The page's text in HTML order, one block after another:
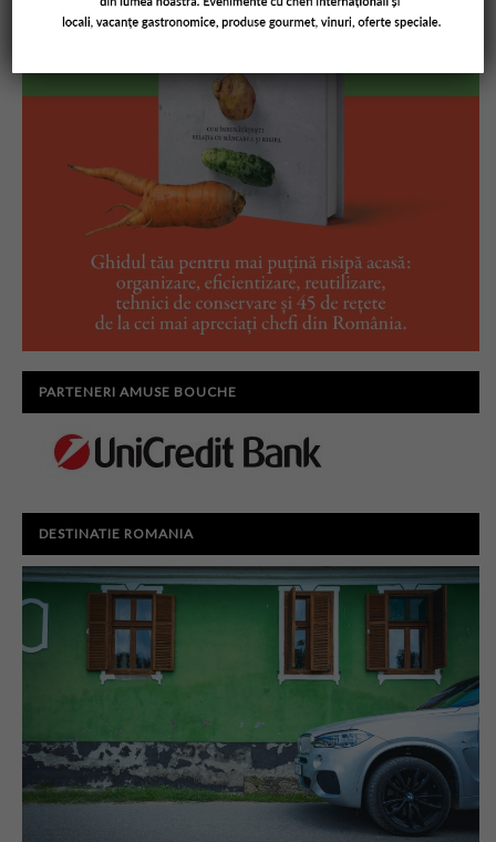
PARTENERI AMUSE BOUCHE
DESTINATIE ROMANIA